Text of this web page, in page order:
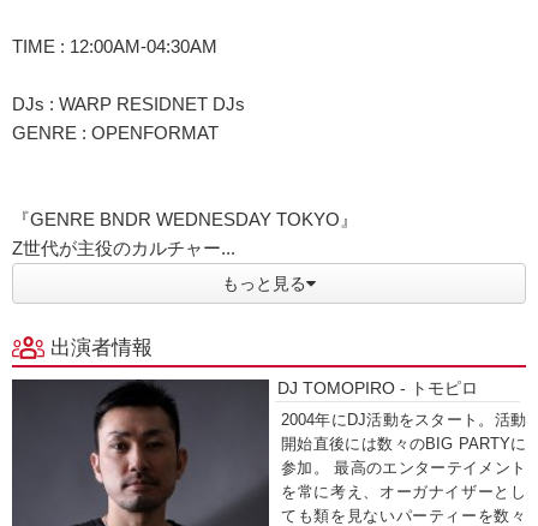
TIME : 12:00AM-04:30AM
DJs : WARP RESIDNET DJs
GENRE : OPENFORMAT
『GENRE BNDR WEDNESDAY TOKYO』
Z世代が主役のカルチャー...
もっと見る
出演者情報
DJ TOMOPIRO - トモピロ
2004年にDJ活動をスタート。活動
開始直後には数々のBIG PARTYに
参加。 最高のエンターテイメント
を常に考え、オーガナイザーとし
ても類を見ないパーティーを数々